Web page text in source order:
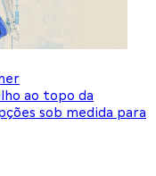
ao topo da
sob medida para